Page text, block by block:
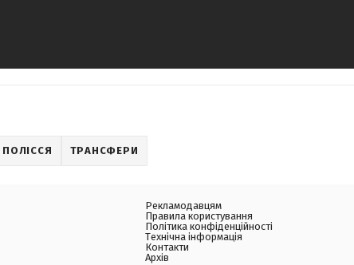
ТРАНСФЕРИ
Рекламодавцям
Правила користування
Політика конфіденційності
Технічна інформація
Контакти
Архів